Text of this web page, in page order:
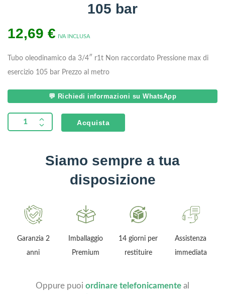
105 bar
12,69 € IVA INCLUSA
Tubo oleodinamico da 3/4″ r1t Non raccordato Pressione max di
esercizio 105 bar Prezzo al metro
💬 Richiedi informazioni su WhatsApp
Acquista
Siamo sempre a tua
disposizione
Garanzia 2
anni
Imballaggio
Premium
14 giorni per
restituire
Assistenza
immediata
Oppure puoi ordinare telefonicamente al